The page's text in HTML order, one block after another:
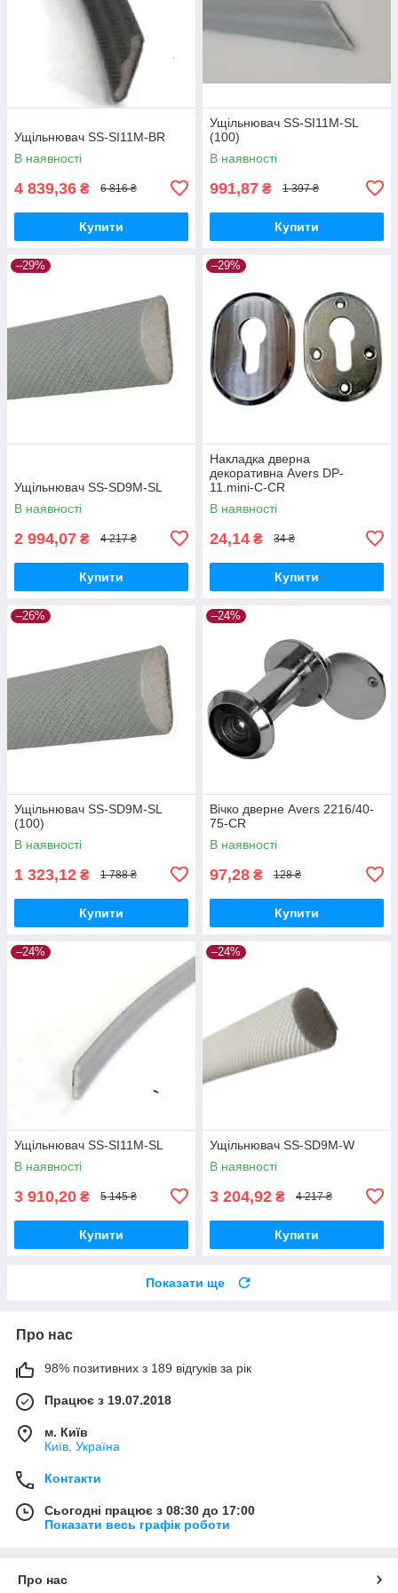
Ущільнювач SS-SI11M-BR
В наявності
4 839,36 ₴ 6 816 ₴
Купити
Ущільнювач SS-SI11M-SL
(100)
В наявності
991,87 ₴ 1 397 ₴
Купити
–29%
Ущільнювач SS-SD9M-SL
В наявності
2 994,07 ₴ 4 217 ₴
Купити
–29%
Накладка дверна
декоративна Avers DP-
11.mini-С-CR
В наявності
24,14 ₴ 34 ₴
Купити
–26%
Ущільнювач SS-SD9M-SL
(100)
В наявності
1 323,12 ₴ 1 788 ₴
Купити
–24%
Вічко дверне Avers 2216/40-
75-CR
В наявності
97,28 ₴ 128 ₴
Купити
–24%
Ущільнювач SS-SI11M-SL
В наявності
3 910,20 ₴ 5 145 ₴
Купити
–24%
Ущільнювач SS-SD9M-W
В наявності
3 204,92 ₴ 4 217 ₴
Купити
Показати ще
Про нас
98% позитивних з 189 відгуків за рік
Працює з 19.07.2018
м. Київ
Київ, Україна
Контакти
Сьогодні працює з 08:30 до 17:00
Показати весь графік роботи
Про нас